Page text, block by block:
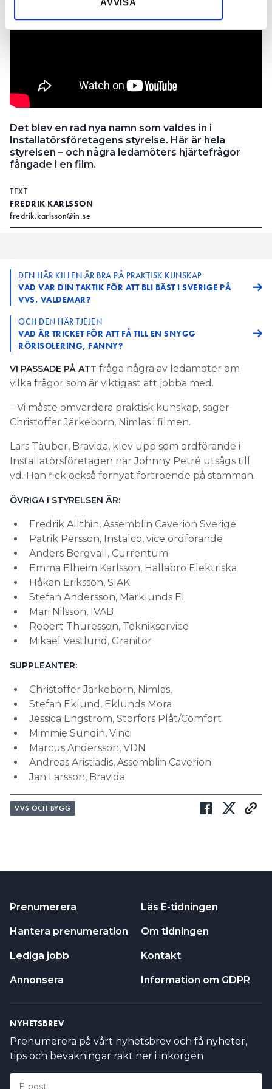
AVVISA
Det blev en rad nya namn som valdes in i
Installatörsföretagens styrelse. Här är hela
styrelsen – och några ledamöters hjärtefrågor
fångade i en film.
TEXT
FREDRIK KARLSSON
fredrik.karlsson@in.se
DEN HÄR KILLEN ÄR BRA PÅ PRAKTISK KUNSKAP
VAD VAR DIN TAKTIK FÖR ATT BLI BÄST I SVERIGE PÅ
VVS, VALDEMAR?
OCH DEN HÄR TJEJEN
VAD ÄR TRICKET FÖR ATT FÅ TILL EN SNYGG
RÖRISOLERING, FANNY?
VI PASSADE PÅ ATT fråga några av ledamöter om
vilka frågor som är viktigast att jobba med.
– Vi måste omvärdera praktisk kunskap, säger
Christoffer Järkeborn, Nimlas i filmen.
Lars Täuber, Bravida, klev upp som ordförande i
Installatörsföretagen när Johnny Petré utsågs till
vd. Han fick också förnyat förtroende på stämman.
ÖVRIGA I STYRELSEN ÄR:
Fredrik Allthin, Assemblin Caverion Sverige
Patrik Persson, Instalco, vice ordförande
Anders Bergvall, Currentum
Emma Elheim Karlsson, Hallabro Elektriska
Håkan Eriksson, SIAK
Stefan Andersson, Marklunds El
Mari Nilsson, IVAB
Robert Thuresson, Teknikservice
Mikael Vestlund, Granitor
SUPPLEANTER:
Christoffer Järkeborn, Nimlas,
Stefan Eklund, Eklunds Mora
Jessica Engström, Storfors Plåt/Comfort
Mimmie Sundin, Vinci
Marcus Andersson, VDN
Andreas Aristiadis, Assemblin Caverion
Jan Larsson, Bravida
VVS OCH BYGG
Prenumerera
Hantera prenumeration
Lediga jobb
Annonsera
Läs E-tidningen
Om tidningen
Kontakt
Information om GDPR
NYHETSBREV
Prenumerera på vårt nyhetsbrev och få nyheter,
tips och bevakningar rakt ner i inkorgen